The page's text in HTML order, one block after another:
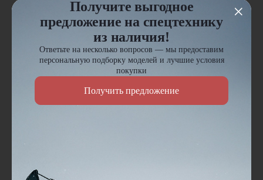
Получите выгодное
предложение на спецтехнику
из наличия!
Ответьте на несколько вопросов — мы предоставим
персональную подборку моделей и лучшие условия
покупки
Получить предложение